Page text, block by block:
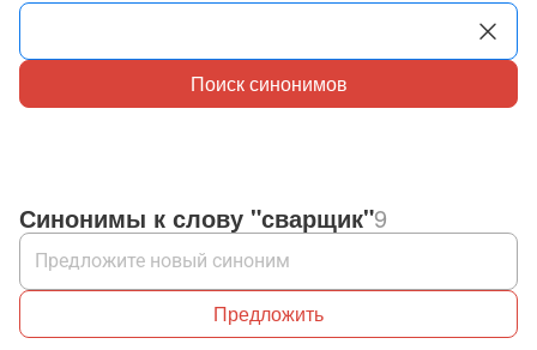
Поиск синонимов
Синонимы к слову "сварщик"9
Предложить